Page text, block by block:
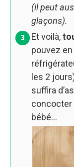
(il peut
glaçons).
Et voilà,
pouvez
les 2
suffira
concocter
bébé…